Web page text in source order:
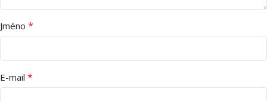
Jméno *
E-mail *